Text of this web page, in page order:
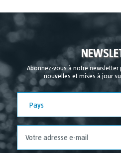
Abonnez-vous à notre newsletter
nouvelles et mises à jour
Pays